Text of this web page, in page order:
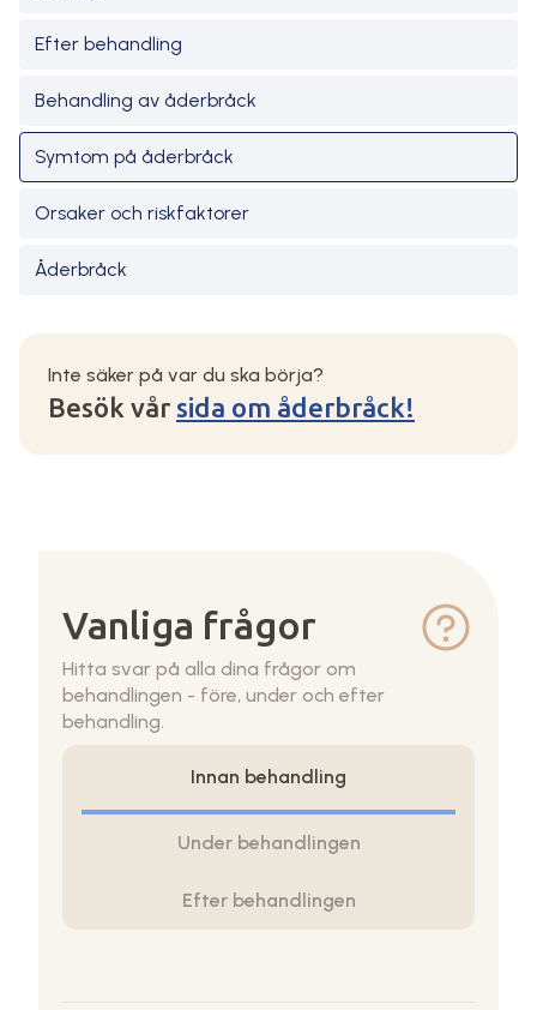
Efter behandling
Behandling av åderbråck
Symtom på åderbråck
Orsaker och riskfaktorer
Åderbråck
Inte säker på var du ska börja?
Besök vår sida om åderbråck!
Vanliga frågor
Hitta svar på alla dina frågor om
behandlingen - före, under och efter
behandling.
Innan behandling
Under behandlingen
Efter behandlingen